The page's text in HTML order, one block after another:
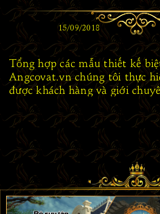
15/09/2018
Tổng hợp các mẫu thiết kế
Angcovat.vn chúng tôi thực
được khách hàng và giới
Xem thêm+